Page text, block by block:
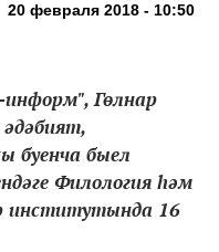
20 февраля 2018 - 10:50
Гөлнар
буенча быел
Филология һәм
институтында 16